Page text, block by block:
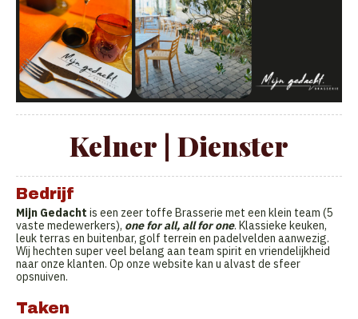
Kelner | Dienster
Bedrijf
Mijn Gedacht is een zeer toffe Brasserie met een klein team (5
vaste medewerkers), one for all, all for one. Klassieke keuken,
leuk terras en buitenbar, golf terrein en padelvelden aanwezig.
Wij hechten super veel belang aan team spirit en vriendelijkheid
naar onze klanten. Op onze website kan u alvast de sfeer
opsnuiven.
Taken